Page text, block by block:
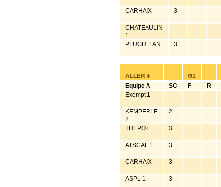
CARHAIX 3
CHATEAULIN
1
PLUGUFFAN
3
ALLER 4
G1
Equipe A
SC F
R
Exempt 1
KEMPERLE
2
2
THEPOT 3
ATSCAF 1 3
CARHAIX 3
ASPL 1 3